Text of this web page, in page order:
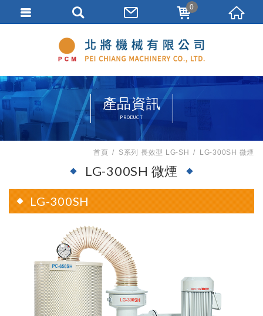
產品資訊
PRODUCT
首頁 S系列 長效型 LG-SH LG-300SH 微煙
LG-300SH 微煙
LG-300SH
0